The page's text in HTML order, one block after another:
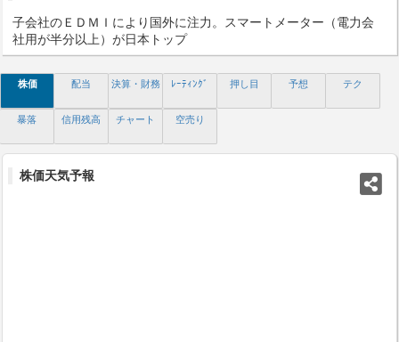
子会社のＥＤＭＩにより国外に注力。スマートメーター（電力会
社用が半分以上）が日本トップ
株価 配当 決算・財務 ﾚｰﾃｨﾝｸﾞ 押し目 予想 テク
暴落 信用残高 チャート 空売り
株価天気予報